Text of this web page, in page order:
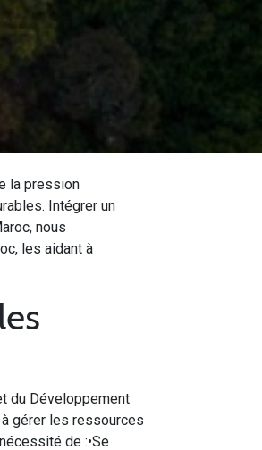
la pression
Intégrer un
nous
les aidant à
du Développement
gérer les ressources
de :•Se